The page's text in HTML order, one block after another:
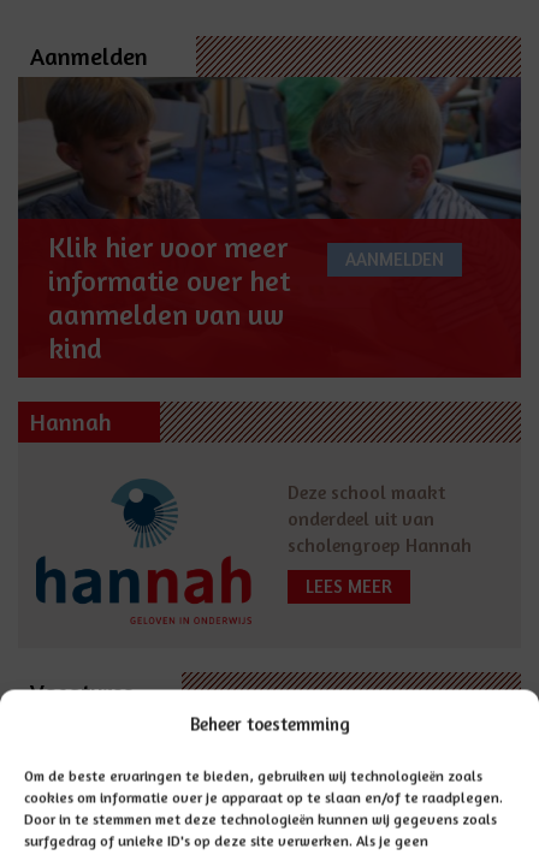
Beheer toestemming
Om de beste ervaringen te bieden, gebruiken wij technologieën zoals
cookies om informatie over je apparaat op te slaan en/of te raadplegen.
Door in te stemmen met deze technologieën kunnen wij gegevens zoals
surfgedrag of unieke ID's op deze site verwerken. Als je geen
Aanmelden
Klik hier voor meer
informatie over het
aanmelden van uw
kind
AANMELDEN
Hannah
Deze school maakt
onderdeel uit van
scholengroep Hannah
LEES MEER
Vacatures